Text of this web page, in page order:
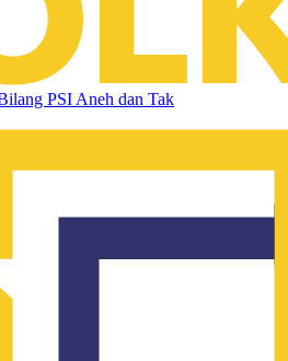
PSI Aneh dan Tak